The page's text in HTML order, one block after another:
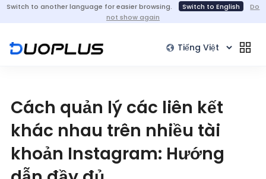
Switch to another language for easier browsing. Switch to English
Do
not show again
Cách quản lý các liên kết
khác nhau trên nhiều tài
khoản Instagram: Hướng